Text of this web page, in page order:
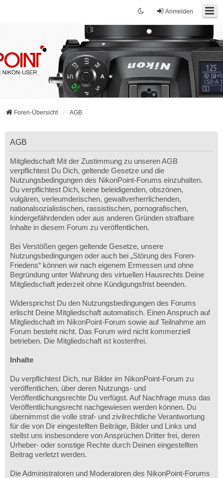
Anmelden
Foren-Übersicht AGB
AGB
Mitgliedschaft Mit der Zustimmung zu unseren AGB
verpflichtest Du Dich, geltende Gesetze und die
Nutzungsbedingungen des NikonPoint-Forums einzuhalten.
Du verpflichtest Dich, keine beleidigenden, obszönen,
vulgären, verleumderischen, gewaltverherrlichenden,
nationalsozialistischen, rassistischen, pornografischen,
kindergefährdenden oder aus anderen Gründen strafbare
Inhalte in diesem Forum zu veröffentlichen.
Bei Verstößen gegen geltende Gesetze, unsere
Nutzungsbedingungen oder auch bei „Störung des Foren-
Friedens“ können wir nach eigenem Ermessen und ohne
Begründung unter Wahrung des virtuellen Hausrechts Deine
Mitgliedschaft jederzeit ohne Kündigungsfrist beenden.
Widersprichst Du den Nutzungsbedingungen des Forums
erlischt Deine Mitgliedschaft automatisch. Einen Anspruch auf
Mitgliedschaft im NikonPoint-Forum sowie auf Teilnahme am
Forum besteht nicht. Das Forum wird nicht kommerziell
betrieben. Die Mitgliedschaft ist kostenfrei.
Inhalte
Du verpflichtest Dich, nur Bilder im NikonPoint-Forum zu
veröffentlichen, über deren Nutzungs- und
Veröffentlichungsrechte Du verfügst. Auf Nachfrage muss das
Veröffentlichungsrecht nachgewiesen werden können. Du
übernimmst die volle straf- und zivilrechtliche Verantwortung
für die von Dir eingestellten Beiträge, Bilder und Links und
stellst uns insbesondere von Ansprüchen Dritter frei, deren
Urheber- oder sonstige Rechte durch Deinen eingestellten
Beitrag verletzt werden.
Die Administratoren und Moderatoren des NikonPoint-Forums